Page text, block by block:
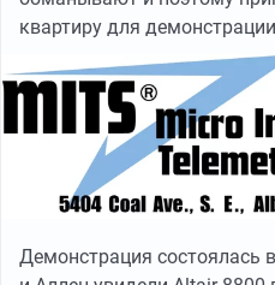
квартиру для
Демонстрация состоялась